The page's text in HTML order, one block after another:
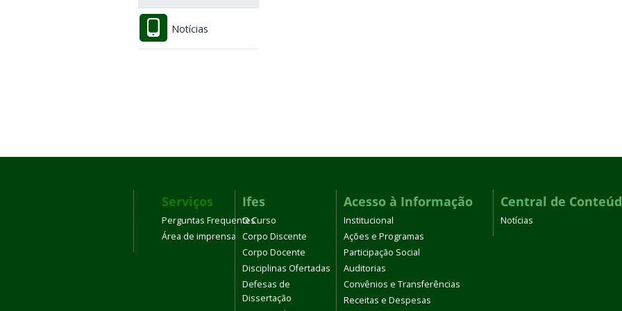
Notícias
Serviços
Perguntas Frequentes
Área de imprensa
Ifes
O Curso
Corpo Discente
Corpo Docente
Disciplinas Ofertadas
Defesas de
Dissertação
Acesso à Informação
Institucional
Ações e Programas
Participação Social
Auditorias
Convênios e Transferências
Receitas e Despesas
Central de
Notícias